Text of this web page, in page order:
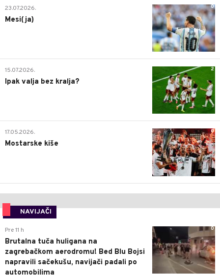
0
23.07.2026.
Mesi(ja)
2
15.07.2026.
Ipak valja bez kralja?
0
17.05.2026.
Mostarske kiše
NAVIJAČI
0
Pre 11 h
Brutalna tuča huligana na
zagrebačkom aerodromu! Bed Blu Bojsi
napravili sačekušu, navijači padali po
automobilima